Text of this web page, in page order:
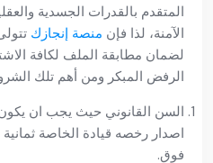
المتقدم بالقدرات الجسدية
الآمنة، لذا فإن منصة إنجازك
لضمان مطابقة الملف لكافة
الرفض المبكر ومن أهم تلك
السن القانوني حيث يجب ان
اصدار رخصه قيادة الخاصة ثمانية
فوق.